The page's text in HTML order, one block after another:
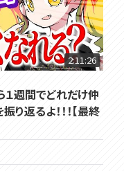
2:11:26
１週間でどれだけ仲
り返るよ！！！【最終